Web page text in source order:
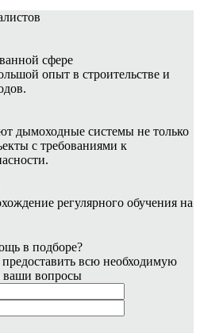
сфере
опыт в строительстве и
дымоходные системы не только
с требованиями к
регулярного обучения на
в подборе?
всю необходимую
ваши вопросы